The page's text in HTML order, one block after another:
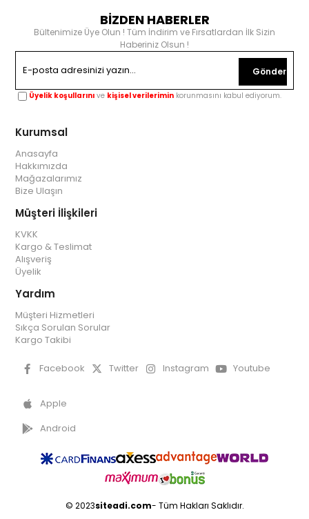
BİZDEN HABERLER
Bültenimize Üye Olun ! Tüm İndirim ve Fırsatlardan İlk Sizin
Haberiniz Olsun !
Gönder
Üyelik koşullarını ve kişisel verilerimin korunmasını kabul ediyorum.
Kurumsal
Anasayfa
Hakkımızda
Mağazalarımız
Bize Ulaşın
Müşteri İlişkileri
KVKK
Kargo & Teslimat
Alışveriş
Üyelik
Yardım
Müşteri Hizmetleri
Sıkça Sorulan Sorular
Kargo Takibi
Facebook Twitter Instagram Youtube
Apple
Android
© 2023siteadi.com- Tüm Hakları Saklıdır.